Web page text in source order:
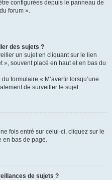
configurées depuis le panneau de
forum ».
des sujets ?
un sujet en cliquant sur le lien
», souvent placé en haut et en bas du
formulaire « M’avertir lorsqu’une
de surveiller le sujet.
fois entré sur celui-ci, cliquez sur le
en bas de page.
de sujets ?